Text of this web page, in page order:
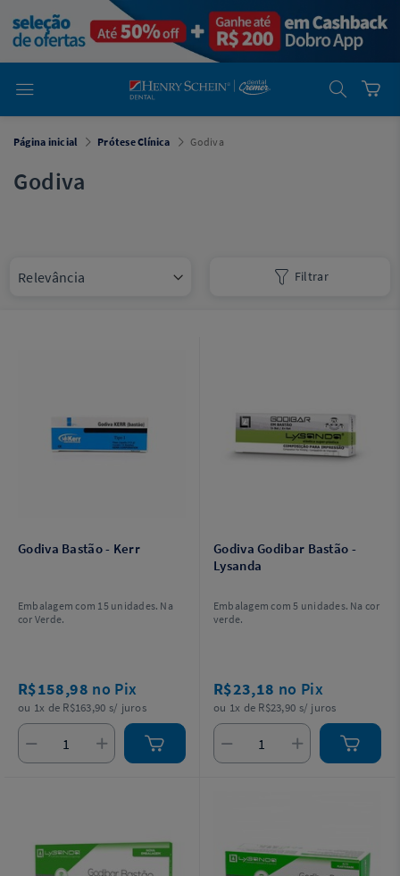
Dental
Cremer -
Henry Schein
Laboratório
Laboratório
emDental
Henry Schein
Você está
Página inicial Prótese Clínica Godiva
Godiva
Godiva Bastão - Kerr
Embalagem com 15 unidades. Na
cor Verde.
R$158,98 no Pix
ou 1x de R$163,90 s/ juros
Godiva Godibar Bastão -
Lysanda
Embalagem com 5 unidades. Na cor
verde.
R$23,18 no Pix
ou 1x de R$23,90 s/ juros
Filtrar